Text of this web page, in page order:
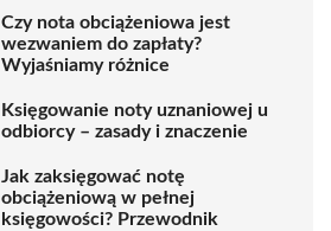
Czy nota obciążeniowa jest
wezwaniem do zapłaty?
Wyjaśniamy różnice
Księgowanie noty uznaniowej u
odbiorcy – zasady i znaczenie
Jak zaksięgować notę
obciążeniową w pełnej
księgowości? Przewodnik